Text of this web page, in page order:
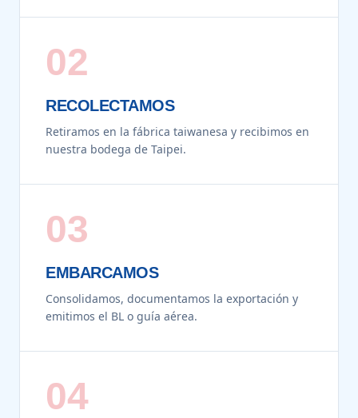
02
RECOLECTAMOS
Retiramos en la fábrica taiwanesa y recibimos en
nuestra bodega de Taipei.
03
EMBARCAMOS
Consolidamos, documentamos la exportación y
emitimos el BL o guía aérea.
04